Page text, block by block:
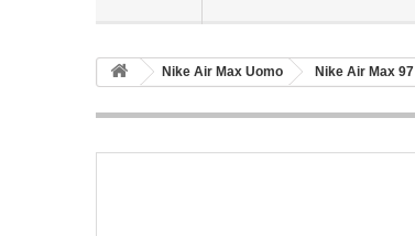
Nike Air Max Uomo Nike Air Max 97